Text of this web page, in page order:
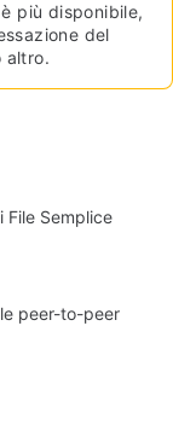
più disponibile,
del
altro.
File Semplice
peer-to-peer